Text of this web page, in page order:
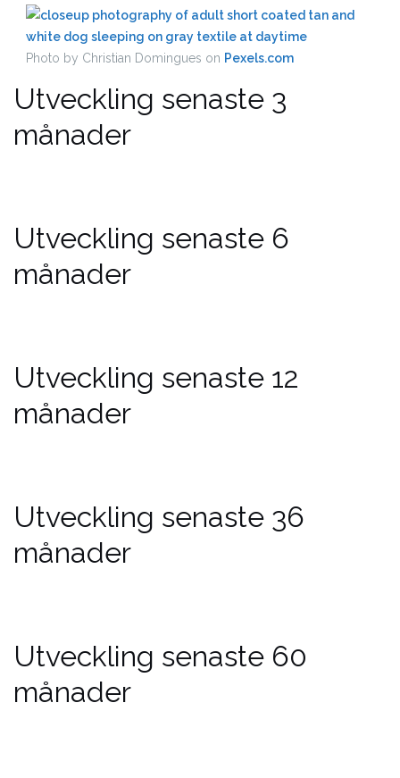
Photo by Christian Domingues on Pexels.com
Utveckling senaste 3
månader
Utveckling senaste 6
månader
Utveckling senaste 12
månader
Utveckling senaste 36
månader
Utveckling senaste 60
månader